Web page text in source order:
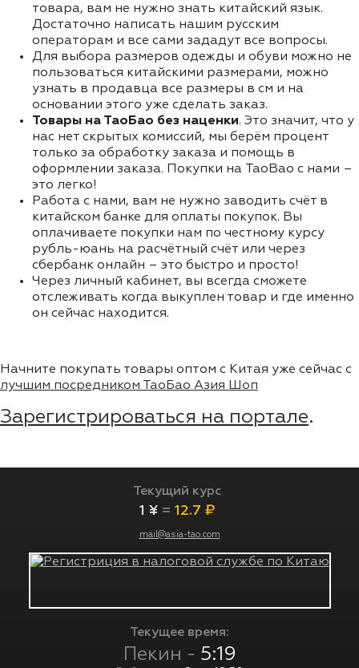
товара, вам не нужно знать китайский язык.
Достаточно написать нашим русским
операторам и все сами зададут все вопросы.
Для выбора размеров одежды и обуви можно не
пользоваться китайскими размерами, можно
узнать в продавца все размеры в см и на
основании этого уже сделать заказ.
Товары на ТаоБао без наценки. Это значит, что у
нас нет скрытых комиссий, мы берём процент
только за обработку заказа и помощь в
оформлении заказа. Покупки на TaoBao с нами –
это легко!
Работа с нами, вам не нужно заводить счёт в
китайском банке для оплаты покупок. Вы
оплачиваете покупки нам по честному курсу
рубль-юань на расчётный счёт или через
сбербанк онлайн – это быстро и просто!
Через личный кабинет, вы всегда сможете
отслеживать когда выкуплен товар и где именно
он сейчас находится.
Начните покупать товары оптом с Китая уже сейчас с
лучшим посредником ТаоБао Азия Шоп
Зарегистрироваться на портале.
Текущий курс
1 ¥ = 12.7 ₽
mail@asia-tao.com
Текущее время:
Пекин - 5:19